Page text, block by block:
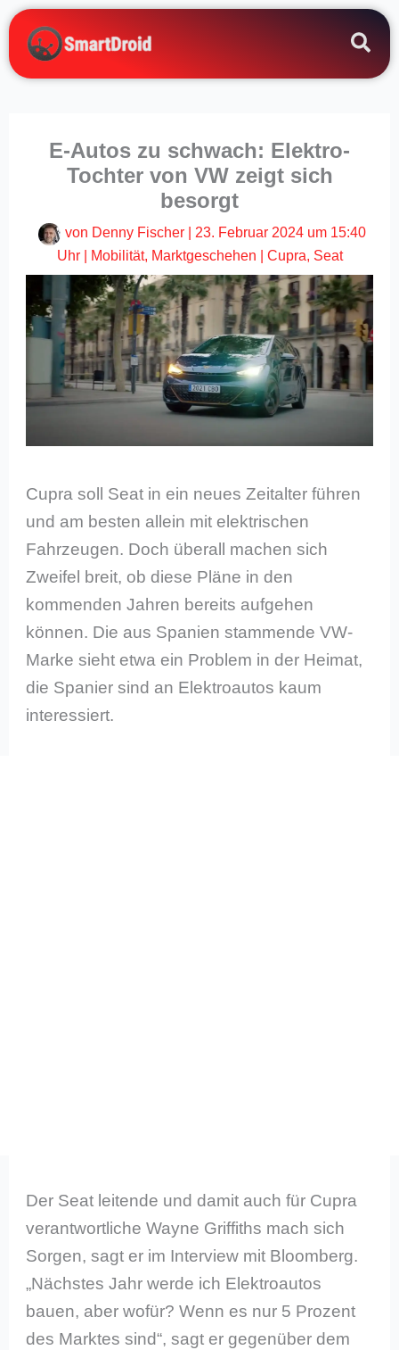
Zum
Inhalt
springen
E-Autos zu schwach: Elektro-
Tochter von VW zeigt sich
besorgt
von Denny Fischer
23. Februar 2024 um 15:40
Uhr| Mobilität, Marktgeschehen Cupra, Seat
Cupra soll Seat in ein neues Zeitalter führen
und am besten allein mit elektrischen
Fahrzeugen. Doch überall machen sich
Zweifel breit, ob diese Pläne in den
kommenden Jahren bereits aufgehen
können. Die aus Spanien stammende VW-
Marke sieht etwa ein Problem in der Heimat,
die Spanier sind an Elektroautos kaum
interessiert.
Der Seat leitende und damit auch für Cupra
verantwortliche Wayne Griffiths mach sich
Sorgen, sagt er im Interview mit Bloomberg.
„Nächstes Jahr werde ich Elektroautos
bauen, aber wofür? Wenn es nur 5 Prozent
des Marktes sind“, sagt er gegenüber dem